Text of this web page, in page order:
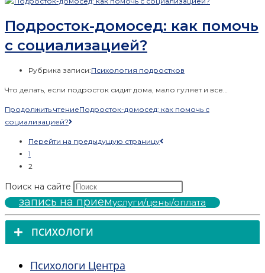
Подросток-домосед: как помочь
с социализацией?
Рубрика записи:Психология подростков
Что делать, если подросток сидит дома, мало гуляет и все…
Продолжить чтениеПодросток-домосед: как помочь с
социализацией?
Перейти на предыдущую страницу
1
2
Поиск на сайте
запись на приемуслуги/цены/оплата
ПСИХОЛОГИ
Психологи Центра